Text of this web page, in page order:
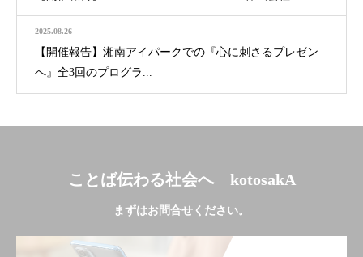
2025.08.26
【開催報告】湘南アイパークでの『心に刺さるプレゼン
へ』全3回のプログラ...
ことば伝わる社会へ kotosakA
まずはお問合せください。